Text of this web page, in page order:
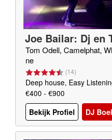
Joe Bailar: Dj en
nvergetelijk feest
Tom Odell, Camelphat,
ne
(14)
Deep house, Easy
€400 - €900
Bekijk Profiel
DJ